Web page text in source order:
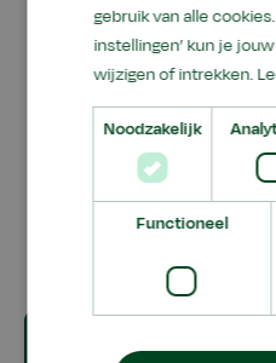
gebruik van alle
instellingen’ kun je
wijzigen of intrekken.
Noodzakelijk
Functioneel